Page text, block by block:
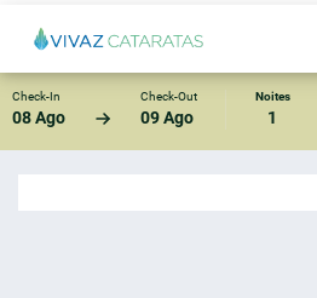
Check-In
08 Ago
Check-Out
09 Ago
Noites
1